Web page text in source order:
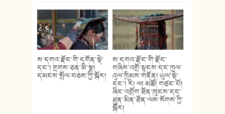
ས་དགའ་རྫོང་གི་དགོན་སྡེ་
དང་། གྲགས་ཅན་མི་སྣ།
དམངས་སྲོལ་བཅས་ཀྱི་སྐོར།
ས་དགའ་རྫོང་གི་རྫོང་
གཞིས་འགྲོ་སྟངས་དང་ཁྲལ་
འུལ་ཁྲིམས་གནོན། ཡུལ་སྡེ་
དང་། རི། ལ། མཚོ། གཙང་པོ།
ཞིང་འབྲོག་ཐོན་ཁུངས་དང་
ཐུན་མིན་ཐོན་ལས་སོགས་ཀྱི་
སྐོར།